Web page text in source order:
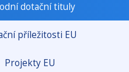
dotační tituly
příležitosti EU
Projekty EU